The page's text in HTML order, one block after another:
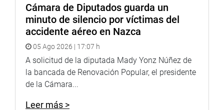
También, señaló que el MINEM viene impulsando la
masificación del gas natural y para ello se han firmado
convenios con diversos gobernadores regionales para
avanzar con los trabajos de construcción de redes de
OFICINA DE COMUNICACIONES E IMAGEN
INSTITUCIONAL
Cámara de Diputados guarda un
minuto de silencio por víctimas del
accidente aéreo en Nazca
05 Ago 2026 | 17:07 h
A solicitud de la diputada Mady Yonz Núñez de
la bancada de Renovación Popular, el presidente
de la Cámara...
Leer más >